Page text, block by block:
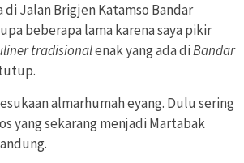
di Jalan Brigjen Katamso Bandar
beberapa lama karena saya pikir
tradisionalenak yang ada diBandar
almarhumah eyang. Dulu sering
yang sekarang menjadi Martabak